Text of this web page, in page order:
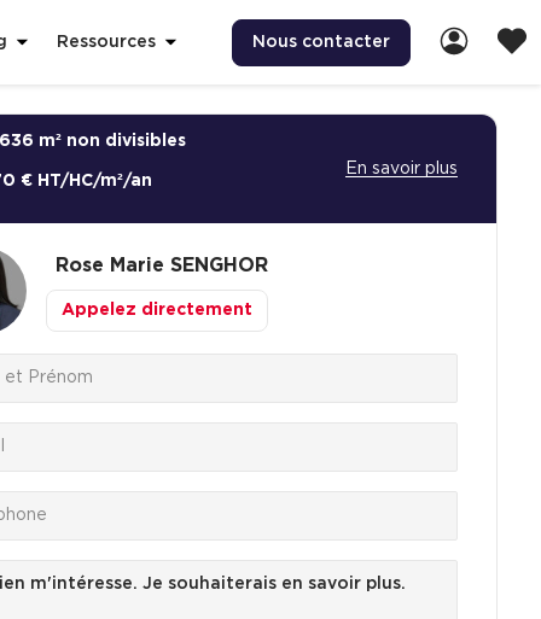
Ressources Nous contacter
636 m² non divisibles
€ HT/HC/m²/an
En savoir plus
Rose Marie SENGHOR
Appelez directement